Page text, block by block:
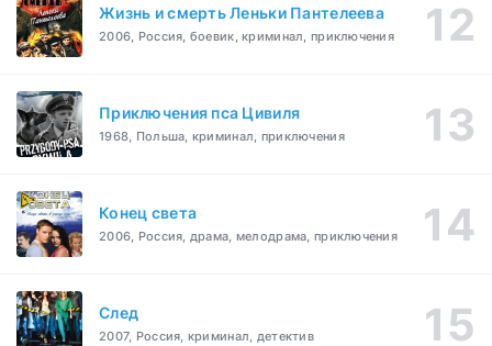
Жизнь и смерть Леньки Пантелеева
2006, Россия, боевик, криминал, приключения
Приключения пса Цивиля
1968, Польша, криминал, приключения
Конец света
2006, Россия, драма, мелодрама, приключения
След
2007, Россия, криминал, детектив